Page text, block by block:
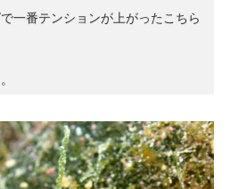
一番テンションが上がったこちら